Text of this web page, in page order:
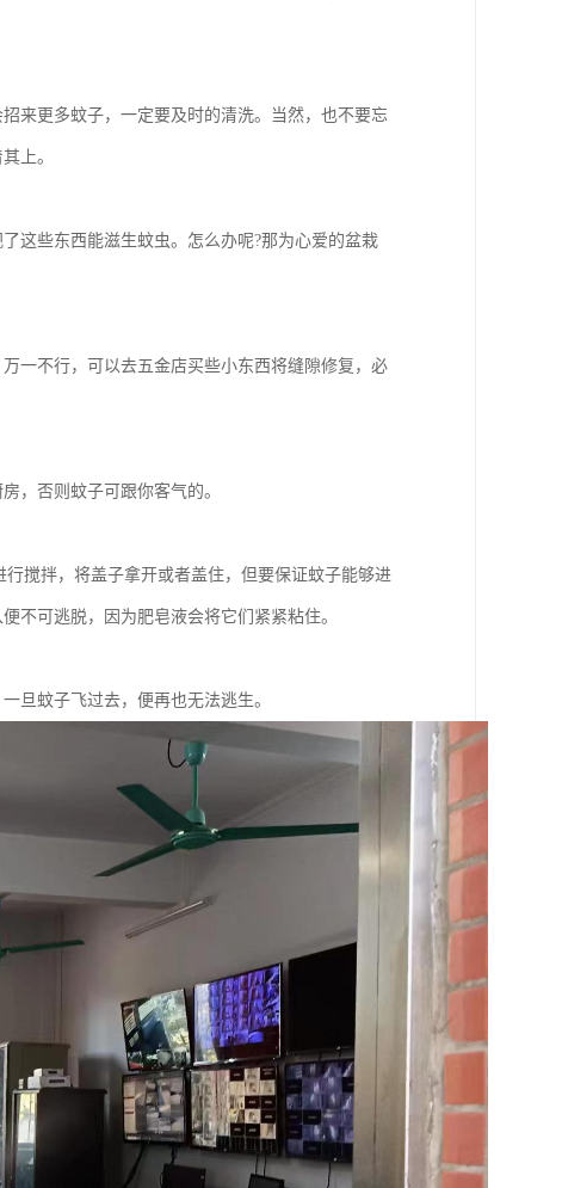
来更多蚊子，一定要及时的清洗。当然，也不要忘
上。
这些东西能滋生蚊虫。怎么办呢?那为心爱的盆栽
一不行，可以去五金店买些小东西将缝隙修复，必
，否则蚊子可跟你客气的。
搅拌，将盖子拿开或者盖住，但要保证蚊子能够进
不可逃脱，因为肥皂液会将它们紧紧粘住。
旦蚊子飞过去，便再也无法逃生。